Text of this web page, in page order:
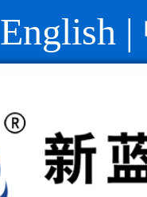
English |